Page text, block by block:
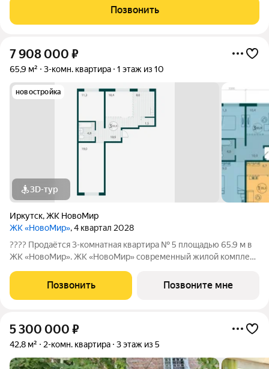
проживания, так и для выгодной инвестиции. О доме и
качестве строительства: - Надежный
Позвонить
7 908 000 ₽
65,9 м² 3-комн. квартира 1 этаж из 10
новостройка
3D-тур
Иркутск,ЖК НовоМир
ЖК «НовоМир», 4 квартал 2028
???? Продаётся 3-комнатная квартира № 5 площадью 65.9 м в
ЖК «НовоМир». ЖК «НовоМир» современный жилой комплекс
застройщика ГК «ПРОФИТ» (ООО СЗ «Оникс Групп»).
Современные планировки,
Позвонить Позвоните мне
5 300 000 ₽
42,8 м² 2-комн. квартира 3 этаж из 5